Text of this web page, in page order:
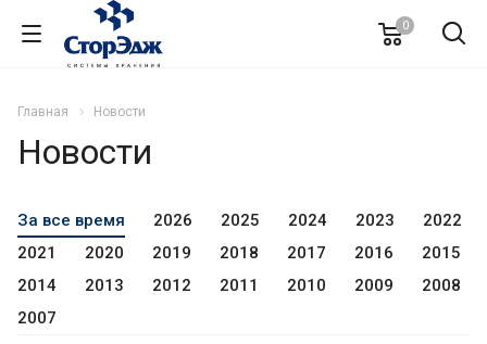
0
Главная Новости
Новости
За все время 2026 2025 2024 2023
2022
2021
2020 2019 2018 2017 2016
2015
2014
2013 2012 2011 2010 2009
2008
2007